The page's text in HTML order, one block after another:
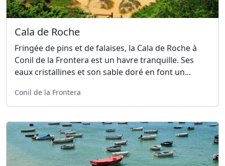
Cala de Roche
Fringée de pins et de falaises, la Cala de Roche à
Conil de la Frontera est un havre tranquille. Ses
eaux cristallines et son sable doré en font un...
Conil de la Frontera